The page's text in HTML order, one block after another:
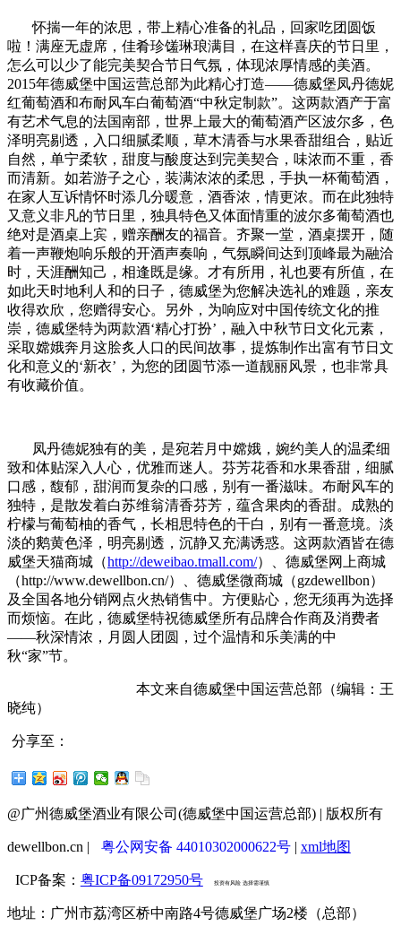
怀揣一年的浓思，带上精心准备的礼品，回家吃团圆饭
啦！满座无虚席，佳肴珍馐琳琅满目，在这样喜庆的节日里，
怎么可以少了能完美契合节日气氛，体现浓厚情感的美酒。
2015年德威堡中国运营总部为此精心打造——德威堡凤丹德妮
红葡萄酒和布耐风车白葡萄酒“中秋定制款”。这两款酒产于富
有艺术气息的法国南部，世界上最大的葡萄酒产区波尔多，色
泽明亮剔透，入口细腻柔顺，草木清香与水果香甜组合，贴近
自然，单宁柔软，甜度与酸度达到完美契合，味浓而不重，香
而清新。如若游子之心，装满浓浓的柔思，手执一杯葡萄酒，
在家人互诉情怀时添几分暖意，酒香浓，情更浓。而在此独特
又意义非凡的节日里，独具特色又体面情重的波尔多葡萄酒也
绝对是酒桌上宾，赠亲酬友的福音。齐聚一堂，酒桌摆开，随
着一声鞭炮响乐般的开酒声奏响，气氛瞬间达到顶峰最为融洽
时，天涯酬知己，相逢既是缘。才有所用，礼也要有所值，在
如此天时地利人和的日子，德威堡为您解决选礼的难题，亲友
收得欢欣，您赠得安心。另外，为响应对中国传统文化的推
崇，德威堡特为两款酒‘精心打扮’，融入中秋节日文化元素，
采取嫦娥奔月这脍炙人口的民间故事，提炼制作出富有节日文
化和意义的‘新衣’，为您的团圆节添一道靓丽风景，也非常具
有收藏价值。
凤丹德妮独有的美，是宛若月中嫦娥，婉约美人的温柔细
致和体贴深入人心，优雅而迷人。芬芳花香和水果香甜，细腻
口感，馥郁，甜润而复杂的口感，别有一番滋味。布耐风车的
独特，是散发着白苏维翁清香芬芳，蕴含果肉的香甜。成熟的
柠檬与葡萄柚的香气，长相思特色的干白，别有一番意境。淡
淡的鹅黄色泽，明亮剔透，沉静又充满诱惑。这两款酒皆在德
威堡天猫商城（http://deweibao.tmall.com/）、德威堡网上商城
（http://www.dewellbon.cn/）、德威堡微商城（gzdewellbon）
及全国各地分销网点火热销售中。方便贴心，您无须再为选择
而烦恼。在此，德威堡特祝德威堡所有品牌合作商及消费者
——秋深情浓，月圆人团圆，过个温情和乐美满的中
秋“家”节。
本文来自德威堡中国运营总部（编辑：王
晓纯）
分享至：
@广州德威堡酒业有限公司(德威堡中国运营总部) | 版权所有
dewellbon.cn | 粤公网安备 44010302000622号| xml地图
ICP备案： 粤ICP备09172950号 投资有风险 选择需谨慎
地址：广州市荔湾区桥中南路4号德威堡广场2楼（总部）